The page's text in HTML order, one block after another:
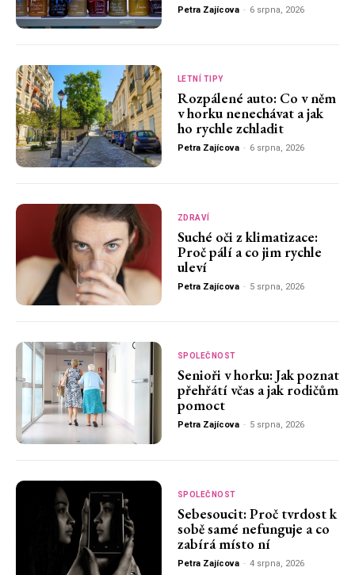
Petra Zajícova - 6 srpna, 2026
LETNÍ TIPY
Rozpálené auto: Co v něm
v horku nenechávat a jak
ho rychle zchladit
Petra Zajícova - 6 srpna, 2026
ZDRAVÍ
Suché oči z klimatizace:
Proč pálí a co jim rychle
uleví
Petra Zajícova - 5 srpna, 2026
SPOLEČNOST
Senioři v horku: Jak poznat
přehřátí včas a jak rodičům
pomoct
Petra Zajícova - 5 srpna, 2026
SPOLEČNOST
Sebesoucit: Proč tvrdost k
sobě samé nefunguje a co
zabírá místo ní
Petra Zajícova - 4 srpna, 2026